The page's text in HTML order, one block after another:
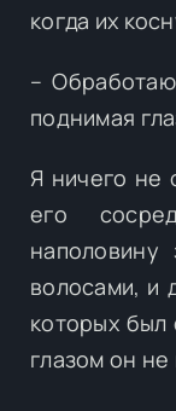
когда их
–
поднимая
Я ничего не
его
волосами, и
которых
глазом он не